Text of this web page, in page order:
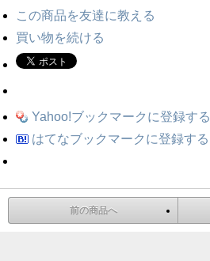
この商品を友達に教える
買い物を続ける
Yahoo!ブックマークに登録する
はてなブックマークに登録する
前の商品へ